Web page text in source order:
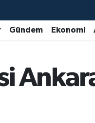
Gündem Ekonomi